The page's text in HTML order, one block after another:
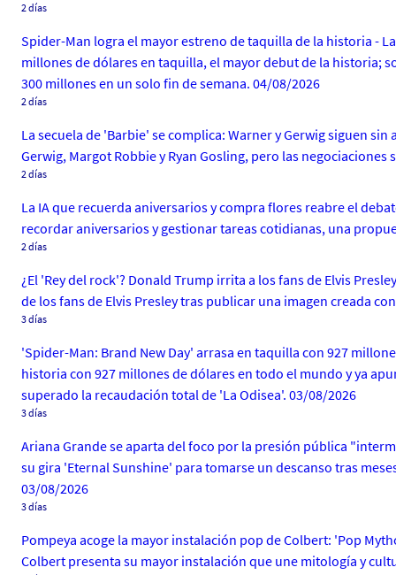
2 días
Spider-Man logra el mayor estreno de taquilla de la historia -
millones de dólares en taquilla, el mayor debut de la historia;
300 millones en un solo fin de semana. 04/08/2026
2 días
La secuela de 'Barbie' se complica: Warner y Gerwig siguen
Gerwig, Margot Robbie y Ryan Gosling, pero las
2 días
La IA que recuerda aniversarios y compra flores reabre el
recordar aniversarios y gestionar tareas cotidianas, una
2 días
¿El 'Rey del rock'? Donald Trump irrita a los fans de Elvis
de los fans de Elvis Presley tras publicar una imagen creada
3 días
'Spider-Man: Brand New Day' arrasa en taquilla con 927
historia con 927 millones de dólares en todo el mundo y ya
superado la recaudación total de 'La Odisea'. 03/08/2026
3 días
Ariana Grande se aparta del foco por la presión pública
su gira 'Eternal Sunshine' para tomarse un descanso tras
03/08/2026
3 días
Pompeya acoge la mayor instalación pop de Colbert: 'Pop
Colbert presenta su mayor instalación que une mitología y